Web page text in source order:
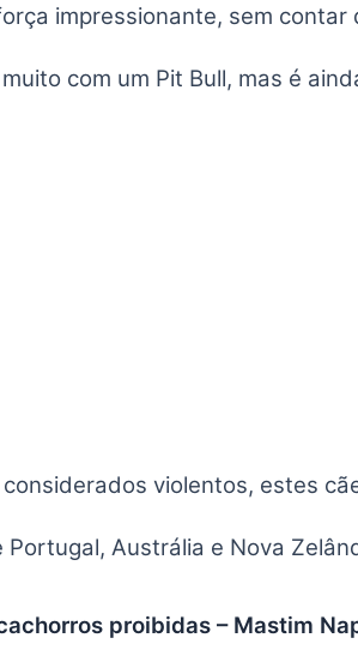
impressionante, sem
com um Pit Bull, mas é
violentos, estes
Portugal, Austrália e Nova
proibidas – Mastim